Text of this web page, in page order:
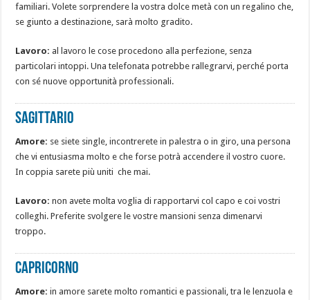
familiari. Volete sorprendere la vostra dolce metà con un regalino che,
se giunto a destinazione, sarà molto gradito.
Lavoro: al lavoro le cose procedono alla perfezione, senza
particolari intoppi. Una telefonata potrebbe rallegrarvi, perché porta
con sé nuove opportunità professionali.
Sagittario
Amore: se siete single, incontrerete in palestra o in giro, una persona
che vi entusiasma molto e che forse potrà accendere il vostro cuore.
In coppia sarete più uniti che mai.
Lavoro: non avete molta voglia di rapportarvi col capo e coi vostri
colleghi. Preferite svolgere le vostre mansioni senza dimenarvi
troppo.
Capricorno
Amore: in amore sarete molto romantici e passionali, tra le lenzuola e